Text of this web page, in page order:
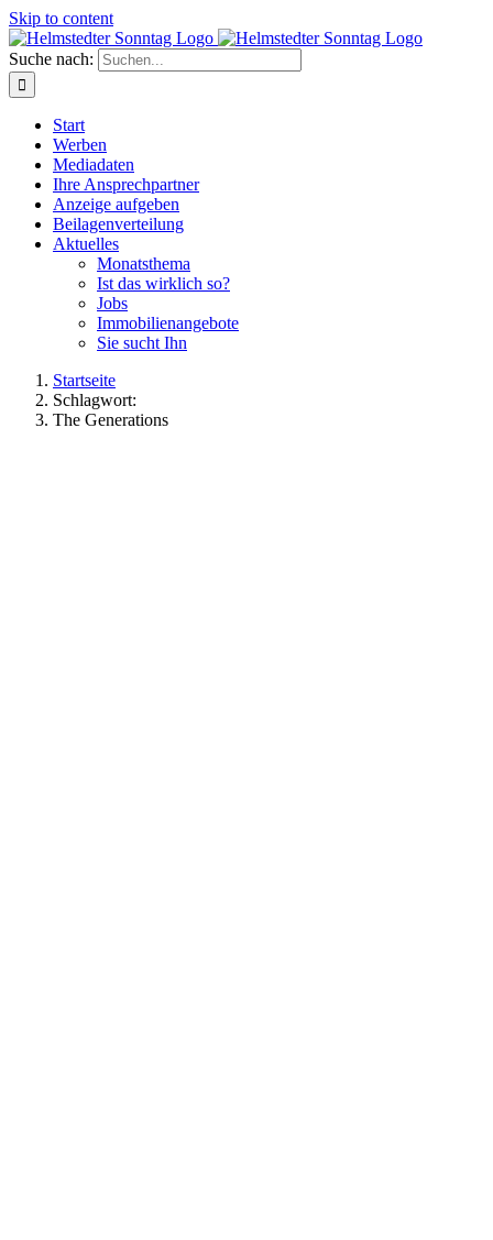
Skip to content
Suche nach:
Start
Werben
Mediadaten
Ihre Ansprechpartner
Anzeige aufgeben
Beilagenverteilung
Aktuelles
Monatsthema
Ist das wirklich so?
Jobs
Immobilienangebote
Sie sucht Ihn
Startseite
Schlagwort:
The Generations